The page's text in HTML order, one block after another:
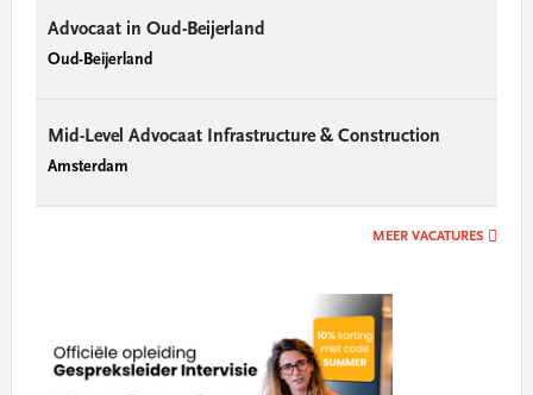
Advocaat in Oud-Beijerland
Oud-Beijerland
Mid-Level Advocaat Infrastructure & Construction
Amsterdam
MEER VACATURES